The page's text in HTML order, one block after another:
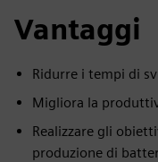
Vantaggi
Ridurre i tempi di
Migliora la
Realizzare gli
produzione di